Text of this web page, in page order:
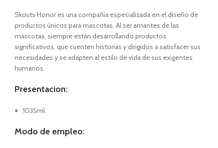
Skouts Honor es una compañía especializada en el diseño de
productos únicos para mascotas. Al ser amantes de las
mascotas, siempre están desarrollando productos
significativos, que cuenten historias y dirigidos a satisfacer sus
necesidades y se adapten al estilo de vida de sus exigentes
humanos.
Presentacion:
1035ml.
Modo de empleo: